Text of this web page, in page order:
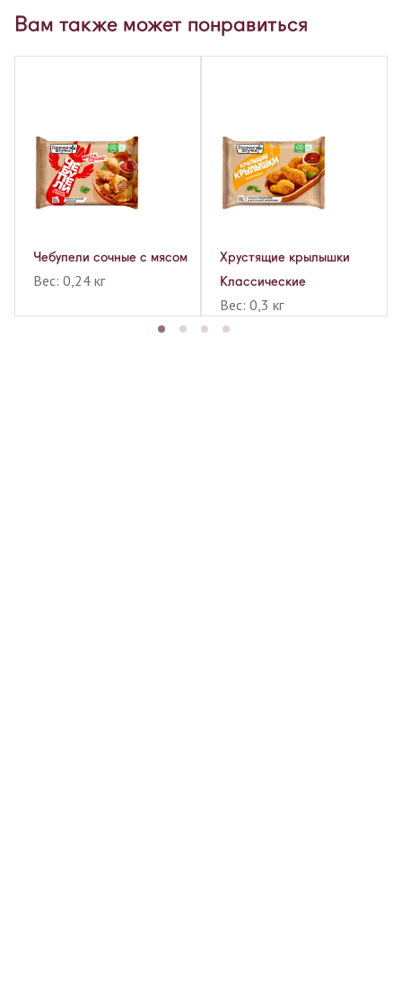
Вам также может понравиться
Чебупели сочные с мясом
Вес: 0,24 кг
Хрустящие крылышки
Классические
Вес: 0,3 кг